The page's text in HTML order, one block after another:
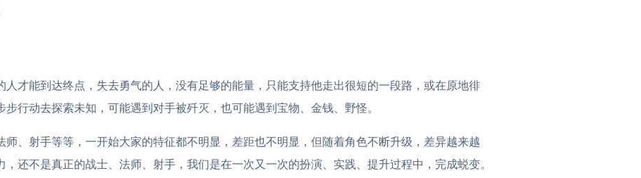
人才能到达终点，失去勇气的人，没有足够的能量，只能支持他走出很短的一段路，或在原地徘
行动去探索未知，可能遇到对手被歼灭，也可能遇到宝物、金钱、野怪。
、射手等等，一开始大家的特征都不明显，差距也不明显，但随着角色不断升级，差异越来越
还不是真正的战士、法师、射手，我们是在一次又一次的扮演、实践、提升过程中，完成蜕变。